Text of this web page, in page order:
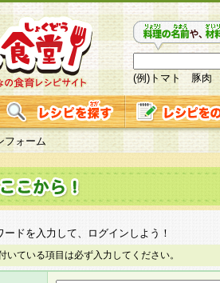
(例)トマト 豚肉
フォーム
ドを入力して、ログインしよう！
いている項目は必ず入力してください。